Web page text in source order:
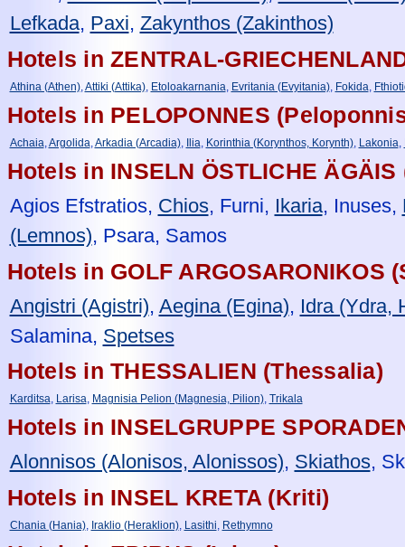
Lefkada, Paxi, Zakynthos (Zakinthos)
Hotels in ZENTRAL-
Athina (Athen), Attiki (Attika), Etoloakarnania Evritania (Evyitania), Fokida
Hotels in PELOPONNES
Achaia,Argolida,Arkadia (Arcadia), Ilia, Korinthia (Korynthos, Korynth), Lakonia,
Hotels in INSELN ÖSTLICHE
Agios Efstratios, Chios, Furni, Ikaria, Inuses,
(Lemnos), Psara, Samos
Hotels in GOLF ARGOSARONIKOS
Angistri (Agistri), Aegina (Egina), Idra (Ydra,
Salamina, Spetses
Hotels in THESSALIEN (Thessalia)
Karditsa, Larisa, Magnisia Pelion (Magnesia, Pilion), Trikala
Hotels in INSELGRUPPE
Alonnisos (Alonisos, Alonissos), Skiathos,
Hotels in INSEL KRETA (Kriti)
Chania (Hania), Iraklio (Heraklion), Lasithi Rethymno